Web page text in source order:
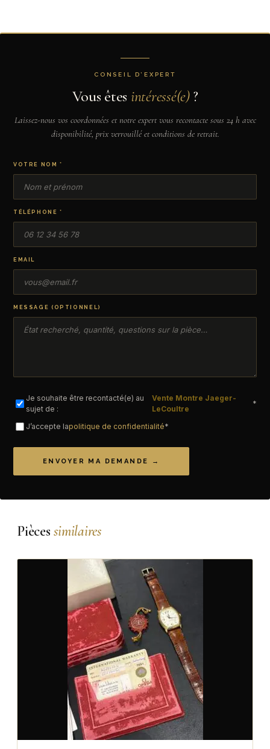
CONSEIL D’EXPERT
Vous êtes intéressé(e)?
Laissez-nous vos coordonnées et notre expert vous recontacte sous 24 h avec
disponibilité, prix verrouillé et conditions de retrait.
VOTRE NOM *
TÉLÉPHONE *
EMAIL
MESSAGE (OPTIONNEL)
Je souhaite être recontacté(e) au
sujet de :
Vente Montre Jaeger-
LeCoultre
*
J’accepte lapolitique de confidentialité*
ENVOYER MA DEMANDE →
Piècessimilaires